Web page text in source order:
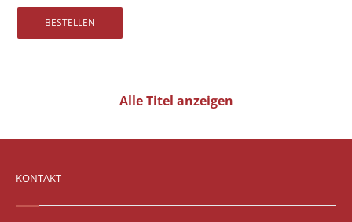
Warenkorb
Versandkosten
Datenschutz
Alle Titel anzeigen
KONTAKT